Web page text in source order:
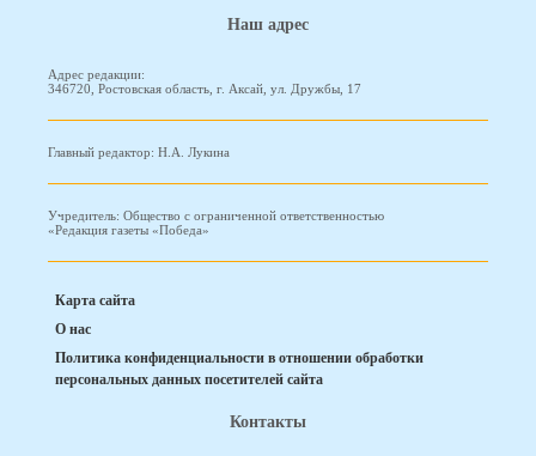
Наш адрес
Адрес редакции:
346720, Ростовская область, г. Аксай, ул. Дружбы, 17
Главный редактор: Н.А. Лукина
Учредитель: Общество с ограниченной ответственностью
«Редакция газеты «Победа»
Карта сайта
О нас
Политика конфиденциальности в отношении обработки
персональных данных посетителей сайта
Контакты